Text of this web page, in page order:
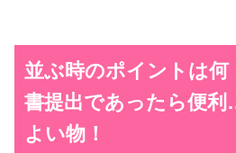
並ぶ時のポイントは何
書提出であったら便
よい物！